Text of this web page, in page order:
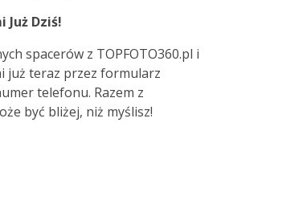
Dziś!
spacerów z TOPFOTO360.pl i
już teraz przez formularz
telefonu. Razem z
być bliżej, niż myślisz!